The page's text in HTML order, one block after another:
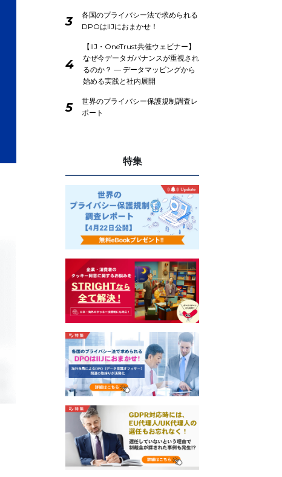
3
各国のプライバシー法で求められる
DPOはIIJにおまかせ！
4
【IIJ・OneTrust共催ウェビナー】
なぜ今データガバナンスが重視され
るのか？ ― データマッピングから
始める実践と社内展開
5
世界のプライバシー保護規制調査レ
ポート
特集